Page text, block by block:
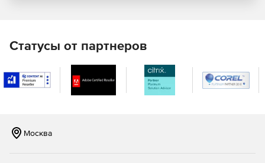
автоматизация работы бэк-офиса по обслуживанию
клиентов. Например, от поступления заявки с сайта
до заключения договора и контроля дебиторской
задолженности.
Работа с нагрузкой в 100 000 пользователей и от 20
Статусы от партнеров
Москва